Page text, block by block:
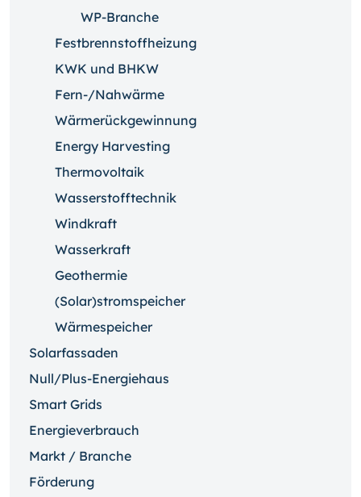
WP-Branche
Festbrennstoffheizung
KWK und BHKW
Fern-/Nahwärme
Wärmerückgewinnung
Energy Harvesting
Thermovoltaik
Wasserstofftechnik
Windkraft
Wasserkraft
Geothermie
(Solar)stromspeicher
Wärmespeicher
Solarfassaden
Null/Plus-Energiehaus
Smart Grids
Energieverbrauch
Markt / Branche
Förderung